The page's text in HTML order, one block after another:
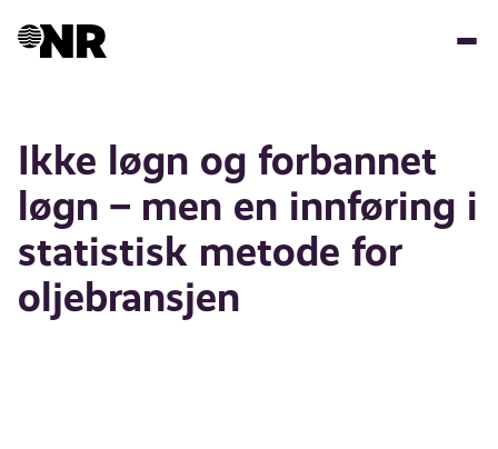
Ikke løgn og forbannet
løgn – men en innføring i
statistisk metode for
oljebransjen